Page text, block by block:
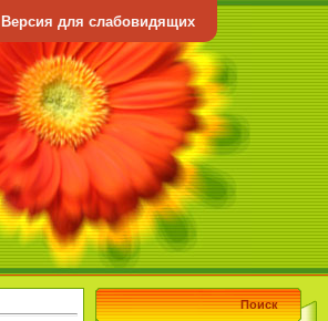
Версия для слабовидящих
Поиск